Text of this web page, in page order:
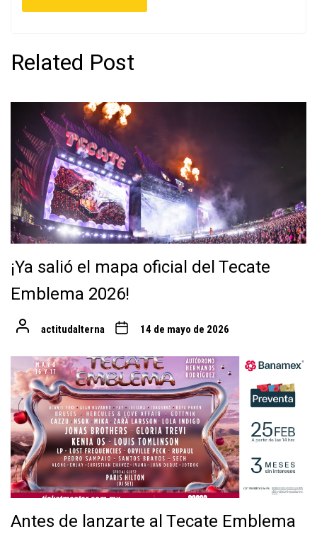
Related Post
¡Ya salió el mapa oficial del Tecate
Emblema 2026!
actitudalterna 14 de mayo de 2026
Antes de lanzarte al Tecate Emblema